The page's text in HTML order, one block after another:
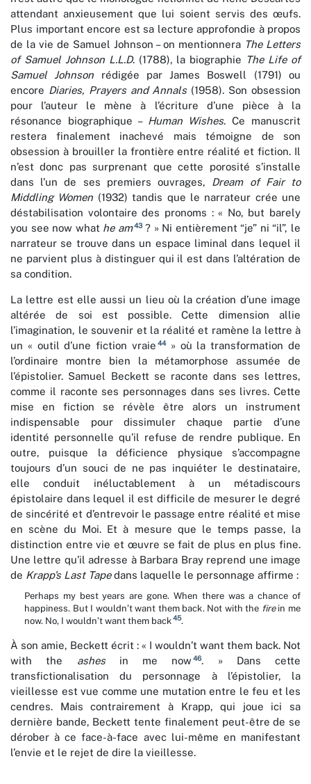
attendant anxieusement que lui soient servis des œufs.
Plus important encore est sa lecture approfondie à propos
de la vie de Samuel Johnson – on mentionnera The Letters
of Samuel Johnson L.L.D. (1788), la biographie The Life of
Samuel Johnson rédigée par James Boswell (1791) ou
encore Diaries, Prayers and Annals(1958). Son obsession
pour l’auteur le mène à l’écriture d’une pièce à la
résonance biographique – Human Wishes. Ce manuscrit
restera finalement inachevé mais témoigne de son
obsession à brouiller la frontière entre réalité et fiction. Il
n’est donc pas surprenant que cette porosité s’installe
dans l’un de ses premiers ouvrages, Dream of Fair to
Middling Women (1932) tandis que le narrateur crée une
déstabilisation volontaire des pronoms : « No, but barely
you see now what he am43? » Ni entièrement “je” ni “il”, le
narrateur se trouve dans un espace liminal dans lequel il
ne parvient plus à distinguer qui il est dans l’altération de
sa condition.
La lettre est elle aussi un lieu où la création d’une image
altérée de soi est possible. Cette dimension allie
l’imagination, le souvenir et la réalité et ramène la lettre à
un « outil d’une fiction vraie 44» où la transformation de
l’ordinaire montre bien la métamorphose assumée de
l’épistolier. Samuel Beckett se raconte dans ses lettres,
comme il raconte ses personnages dans ses livres. Cette
mise en fiction se révèle être alors un instrument
indispensable pour dissimuler chaque partie d’une
identité personnelle qu’il refuse de rendre publique. En
outre, puisque la déficience physique s’accompagne
toujours d’un souci de ne pas inquiéter le destinataire,
elle conduit inéluctablement à un métadiscours
épistolaire dans lequel il est difficile de mesurer le degré
de sincérité et d’entrevoir le passage entre réalité et mise
en scène du Moi. Et à mesure que le temps passe, la
distinction entre vie et œuvre se fait de plus en plus fine.
Une lettre qu’il adresse à Barbara Bray reprend une image
de Krapp’s Last Tapedans laquelle le personnage affirme :
Perhaps my best years are gone. When there was a chance of
happiness. But I wouldn’t want them back. Not with the firein me
now. No, I wouldn’t want them back45.
À son amie, Beckett écrit : « I wouldn’t want them back. Not
with the ashes in me now46. » Dans cette
transfictionalisation du personnage à l’épistolier, la
vieillesse est vue comme une mutation entre le feu et les
cendres. Mais contrairement à Krapp, qui joue ici sa
dernière bande, Beckett tente finalement peut-être de se
dérober à ce face-à-face avec lui-même en manifestant
l’envie et le rejet de dire la vieillesse.